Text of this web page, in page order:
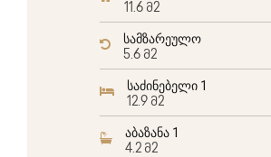
11.6 მ2
სამზარეულო
5.6 მ2
საძინებელი 1
12.9 მ2
აბაზანა 1
4.2 მ2